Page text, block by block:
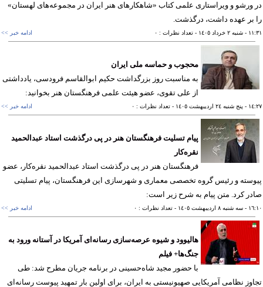
ورشو و ویراستاری علمی کتاب «شاهکارهای هنر ایران در مجموعه‌های لهستان»
بر عهده داشت، درگذشت.
- شنبه ٢ خرداد ١٤٠٥ - تعداد نظرات : ٠ ادامه خبر >>
محجوب و حماسه ملی ایران
به مناسبت روز بزرگداشت حکیم ابوالقاسم فرودسی، یادداشتی
از علی تقوی، عضو هیئت علمی فرهنگستان هنر بخوانید:
- پنج شنبه ٢٤ ارديبهشت ١٤٠٥ - تعداد نظرات : ٠ ادامه خبر >>
پیام تسلیت فرهنگستان هنر در پی درگذشت استاد عبدالحمید
نقره‌کار
فرهنگستان هنر در پی درگذشت استاد عبدالحمید نقره‌کار، عضو
و رئیس گروه تخصصی معماری و شهرسازی این فرهنگستان، پیام تسلیتی
کرد. متن پیام به شرح زیر است:
- سه شنبه ٨ ارديبهشت ١٤٠٥ - تعداد نظرات : ٠ ادامه خبر >>
هالیوود و شیوه عرصه‌سازی رسانه‌ای آمریکا در آستانه ورود به
جنگ‌ها+ فیلم
با حضور مجید شاه‌حسینی در برنامه جریان مطرح شد: طی
نظامی آمریکایی صهیونیستی به ایران، برای اولین بار تمهید پیوست رسانه‌ای